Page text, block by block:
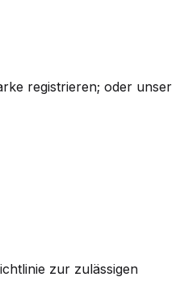
registrieren; oder unser
zur zulässigen